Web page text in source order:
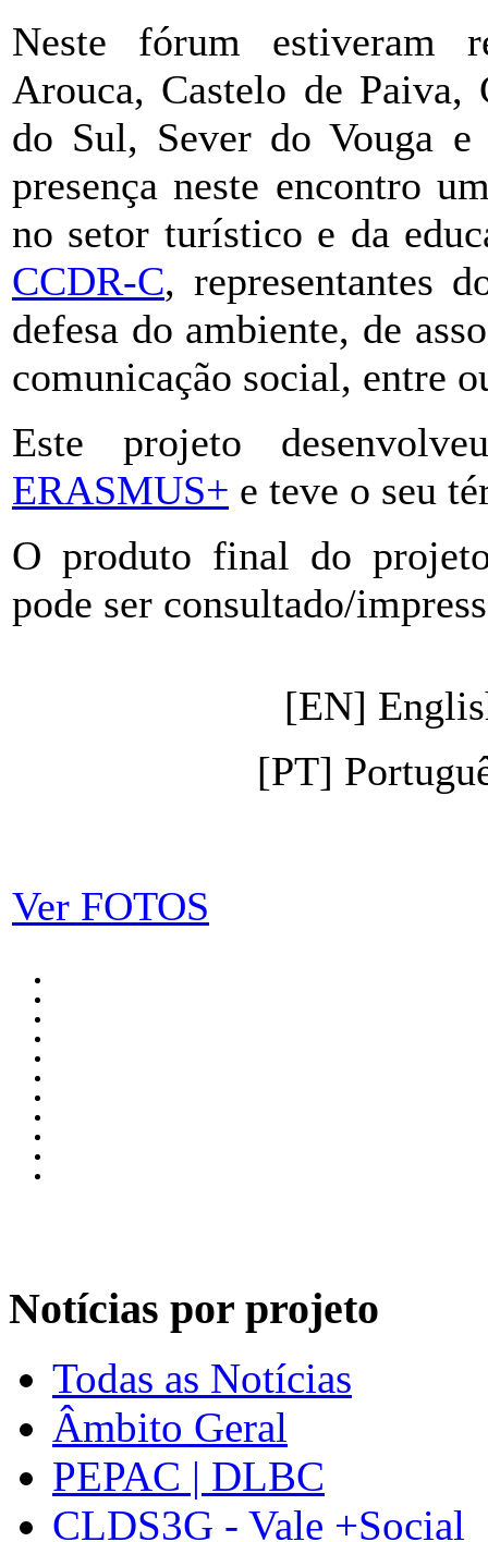
Neste fórum estiveram
Arouca, Castelo de Paiva,
do Sul, Sever do Vouga e
presença neste encontro
no setor turístico e da
CCDR-C, representantes
defesa do ambiente, de
comunicação social, entre
Este projeto
ERASMUS+ e teve o seu
O produto final do
pode ser consultado/
[EN]
[PT]
Ver FOTOS
Notícias por projeto
Todas as Notícias
Âmbito Geral
PEPAC | DLBC
CLDS3G - Vale +Social